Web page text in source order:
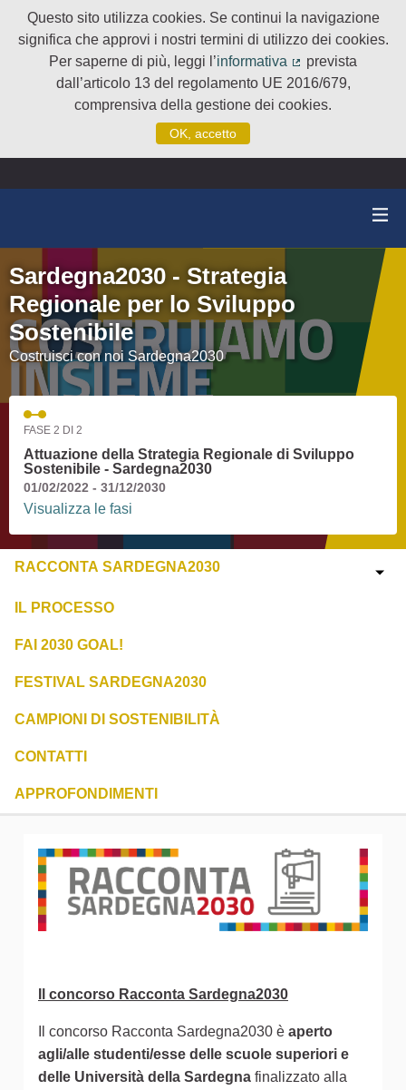
Questo sito utilizza cookies. Se continui la navigazione
significa che approvi i nostri termini di utilizzo dei cookies.
Per saperne di più, leggi l’informativa
(Collegamento
prevista
dall’articolo 13 del regolamento UE 2016/679,
comprensiva della gestione dei cookies.
OK, accetto
Sardegna2030 - Strategia
Regionale per lo Sviluppo
Sostenibile
Costruisci con noi Sardegna2030
FASE 2 DI 2
Attuazione della Strategia Regionale di Sviluppo
Sostenibile - Sardegna2030
01/02/2022 - 31/12/2030
Visualizza le fasi
RACCONTA SARDEGNA2030
IL PROCESSO
FAI 2030 GOAL!
FESTIVAL SARDEGNA2030
CAMPIONI DI SOSTENIBILITÀ
CONTATTI
APPROFONDIMENTI
Il concorso Racconta Sardegna2030
Il concorso Racconta Sardegna2030 è aperto
agli/alle studenti/esse delle scuole superiori e
delle Università della Sardegna finalizzato alla